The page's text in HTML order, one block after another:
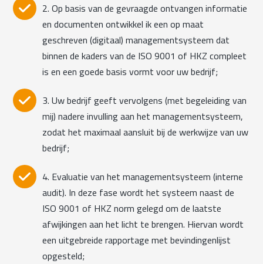
2. Op basis van de gevraagde ontvangen informatie
en documenten ontwikkel ik een op maat
geschreven (digitaal) managementsysteem dat
binnen de kaders van de ISO 9001 of HKZ compleet
is en een goede basis vormt voor uw bedrijf;
3. Uw bedrijf geeft vervolgens (met begeleiding van
mij) nadere invulling aan het managementsysteem,
zodat het maximaal aansluit bij de werkwijze van uw
bedrijf;
4. Evaluatie van het managementsysteem (interne
audit). In deze fase wordt het systeem naast de
ISO 9001 of HKZ norm gelegd om de laatste
afwijkingen aan het licht te brengen. Hiervan wordt
een uitgebreide rapportage met bevindingenlijst
opgesteld;